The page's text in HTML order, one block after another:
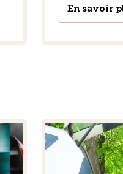
En savoir